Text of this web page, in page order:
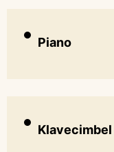
Piano
Klavecimbel